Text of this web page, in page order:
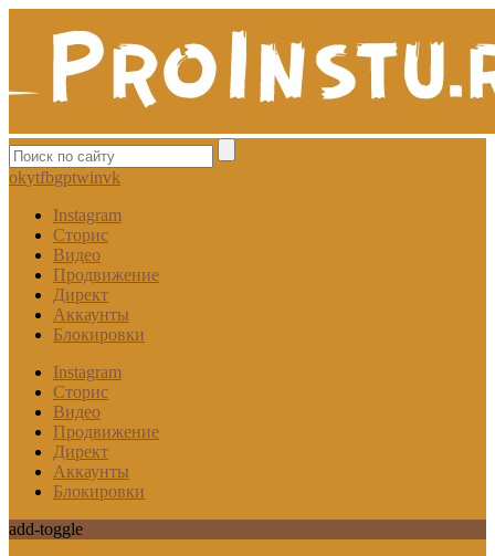
okytfbgptwinvk
Instagram
Сторис
Видео
Продвижение
Директ
Аккаунты
Блокировки
Instagram
Сторис
Видео
Продвижение
Директ
Аккаунты
Блокировки
add-toggle